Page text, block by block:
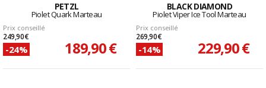
PETZL
Piolet Quark Marteau
Prix conseillé
249,90 €
-24% 189,90 €
BLACK DIAMOND
Piolet Viper Ice Tool Marteau
Prix conseillé
269,90 €
-14% 229,90 €